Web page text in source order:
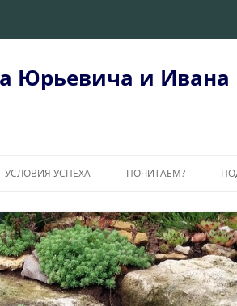
Юрьевича и Ивана
УСЛОВИЯ УСПЕХА ПОЧИТАЕМ?